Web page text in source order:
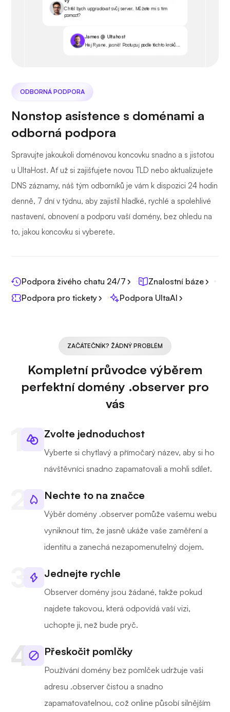
Chtěl bych upgradovat svůj server. Můžete mi s tím
pomoct?
James @ Ultahost
Hej Ryane, jasně! Postupuj podle těchto kroků...
ODBORNÁ PODPORA
Nonstop asistence s doménami a
odborná podpora
Spravujte jakoukoli doménovou koncovku snadno a s jistotou
u UltaHost. Ať už si zajišťujete novou TLD nebo aktualizujete
DNS záznamy, náš tým odborníků je vám k dispozici 24 hodin
denně, 7 dní v týdnu, aby zajistil hladké, rychlé a spolehlivé
nastavení, obnovení a podporu vaší domény, bez ohledu na
to, jakou koncovku si vyberete.
Podpora živého chatu 24/7
Znalostní báze
Podpora pro tickety
Podpora UltaAI
ZAČÁTEČNÍK? ŽÁDNÝ PROBLÉM
Kompletní průvodce výběrem
perfektní domény .observer pro
vás
Zvolte jednoduchost
Vyberte si chytlavý a přímočarý název, aby si ho
návštěvníci snadno zapamatovali a mohli sdílet.
Nechte to na značce
Výběr domény .observer pomůže vašemu webu
vyniknout tím, že jasně ukáže vaše zaměření a
identitu a zanechá nezapomenutelný dojem.
Jednejte rychle
Observer domény jsou žádané, takže pokud
najdete takovou, která odpovídá vaší vizi,
uchopte ji, než bude pryč.
Přeskočit pomlčky
Používání domény bez pomlček udržuje vaši
adresu .observer čistou a snadno
zapamatovatelnou, což online působí silnějším